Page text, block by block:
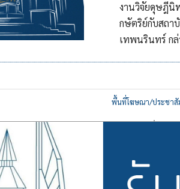
งานวิจัยดุษฎีนิ
กษัตริย์กับสถา
เทพนรินทร์ ก
พื้นที่โฆษณา/ประชา